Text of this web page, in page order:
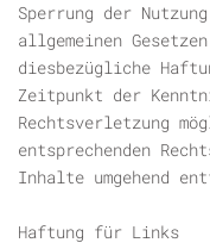
Sperrung der
allgemeinen
diesbezügliche
Zeitpunkt der
Rechtsverletzung
entsprechenden
Inhalte umgehend
Haftung für Links